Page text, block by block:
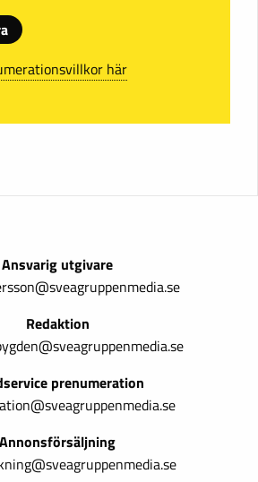
här
Ansvarig utgivare
Redaktion
prenumeration
Annonsförsäljning